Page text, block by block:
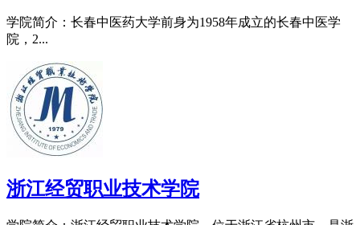
学院简介：长春中医药大学前身为1958年成立的长春中医学
院，2...
浙江经贸职业技术学院